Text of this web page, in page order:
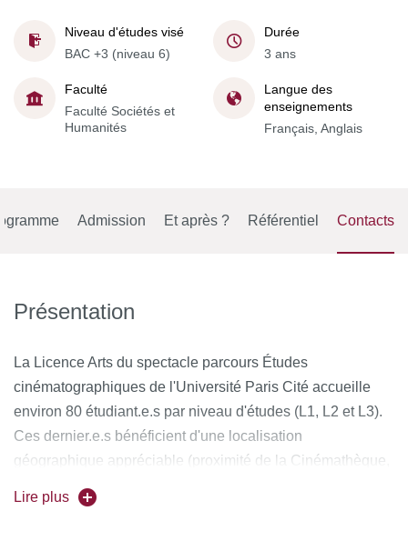
Niveau d'études visé
BAC +3 (niveau 6)
Durée
3 ans
Faculté
Faculté Sociétés et
Humanités
Langue des
enseignements
Français, Anglais
Admission Et après ? Référentiel Contacts
Présentation
La Licence Arts du spectacle parcours Études
cinématographiques de l'Université Paris Cité accueille
environ 80 étudiant.e.s par niveau d'études (L1, L2 et L3).
Ces dernier.e.s bénéficient d'une localisation
géographique appréciable (proximité de la Cinémathèque,
de la BNF, du Quartier Latin) et d'équipements récents
(salles destinées à la pratique, amphithéâtres équipés pour
Lire plus